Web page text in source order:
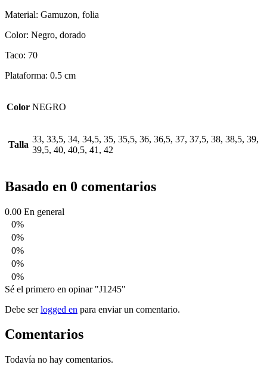
Material: Gamuzon, folia
Color: Negro, dorado
Taco: 70
Plataforma: 0.5 cm
Color NEGRO
Talla
33, 33,5, 34, 34,5, 35, 35,5, 36, 36,5, 37, 37,5, 38, 38,5, 39,
39,5, 40, 40,5, 41, 42
Basado en 0 comentarios
0.00 En general
0%
0%
0%
0%
0%
Sé el primero en opinar "J1245"
Debe serlogged en para enviar un comentario.
Comentarios
Todavía no hay comentarios.